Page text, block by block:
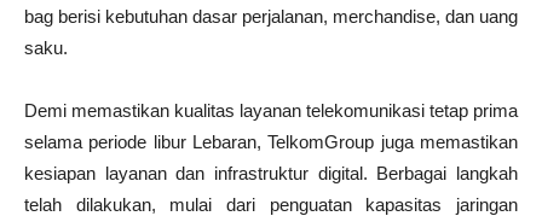
bag berisi kebutuhan dasar perjalanan, merchandise, dan uang
saku.
Demi memastikan kualitas layanan telekomunikasi tetap prima
selama periode libur Lebaran, TelkomGroup juga memastikan
kesiapan layanan dan infrastruktur digital. Berbagai langkah
telah dilakukan, mulai dari penguatan kapasitas jaringan